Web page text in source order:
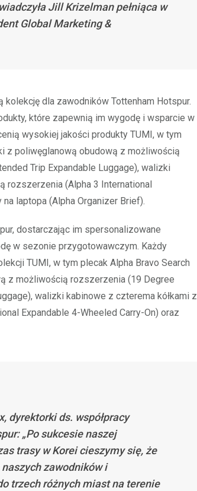
Jill Krizelman pełniąca w
Global Marketing &
dla zawodników Tottenham Hotspur.
które zapewnią im wygodę i wsparcie w
wysokiej jakości produkty TUMI, w tym
z poliwęglanową obudową z możliwością
Trip Expandable Luggage), walizki
rozszerzenia (Alpha 3 International
laptopa (Alpha Organizer Brief).
dostarczając im spersonalizowane
w sezonie przygotowawczym. Każdy
TUMI, w tym plecak Alpha Bravo Search
z możliwością rozszerzenia (19 Degree
walizki kabinowe z czterema kółkami z
Expandable 4-Wheeled Carry-On) oraz
dyrektorki ds. współpracy
„Po sukcesie naszej
trasy w Korei cieszymy się, że
zawodników i
trzech różnych miast na terenie